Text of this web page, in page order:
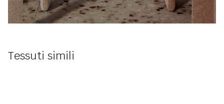
Tessuti simili